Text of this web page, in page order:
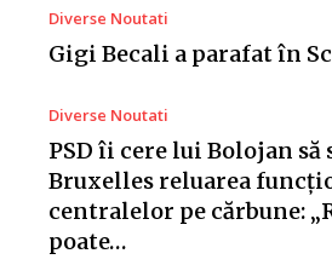
Diverse Noutati
Gigi Becali a parafat în
Diverse Noutati
PSD îi cere lui Bolojan să
Bruxelles reluarea
centralelor pe cărbune:
poate…